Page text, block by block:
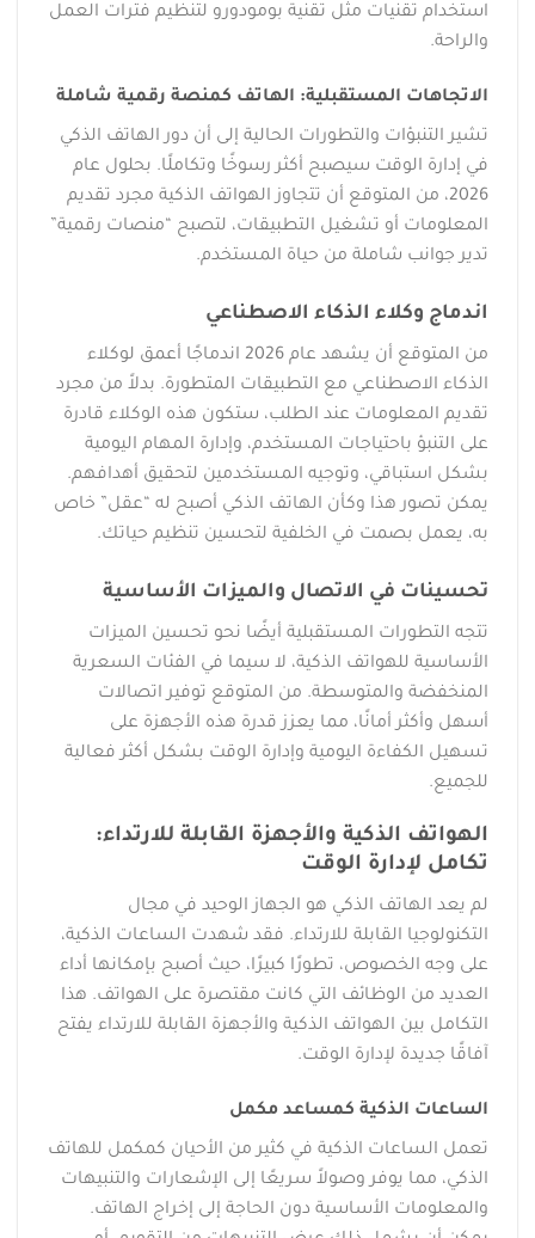
استخدام تقنيات مثل تقنية بومودورو لتنظيم فترات العمل
والراحة.
الاتجاهات المستقبلية: الهاتف كمنصة رقمية شاملة
تشير التنبؤات والتطورات الحالية إلى أن دور الهاتف الذكي
في إدارة الوقت سيصبح أكثر رسوخًا وتكاملًا. بحلول عام
2026، من المتوقع أن تتجاوز الهواتف الذكية مجرد تقديم
المعلومات أو تشغيل التطبيقات، لتصبح “منصات رقمية”
تدير جوانب شاملة من حياة المستخدم.
اندماج وكلاء الذكاء الاصطناعي
من المتوقع أن يشهد عام 2026 اندماجًا أعمق لوكلاء
الذكاء الاصطناعي مع التطبيقات المتطورة. بدلاً من مجرد
تقديم المعلومات عند الطلب، ستكون هذه الوكلاء قادرة
على التنبؤ باحتياجات المستخدم، وإدارة المهام اليومية
بشكل استباقي، وتوجيه المستخدمين لتحقيق أهدافهم.
يمكن تصور هذا وكأن الهاتف الذكي أصبح له “عقل” خاص
به، يعمل بصمت في الخلفية لتحسين تنظيم حياتك.
تحسينات في الاتصال والميزات الأساسية
تتجه التطورات المستقبلية أيضًا نحو تحسين الميزات
الأساسية للهواتف الذكية، لا سيما في الفئات السعرية
المنخفضة والمتوسطة. من المتوقع توفير اتصالات
أسهل وأكثر أمانًا، مما يعزز قدرة هذه الأجهزة على
تسهيل الكفاءة اليومية وإدارة الوقت بشكل أكثر فعالية
للجميع.
الهواتف الذكية والأجهزة القابلة للارتداء:
تكامل لإدارة الوقت
لم يعد الهاتف الذكي هو الجهاز الوحيد في مجال
التكنولوجيا القابلة للارتداء. فقد شهدت الساعات الذكية،
على وجه الخصوص، تطورًا كبيرًا، حيث أصبح بإمكانها أداء
العديد من الوظائف التي كانت مقتصرة على الهواتف. هذا
التكامل بين الهواتف الذكية والأجهزة القابلة للارتداء يفتح
آفاقًا جديدة لإدارة الوقت.
الساعات الذكية كمساعد مكمل
تعمل الساعات الذكية في كثير من الأحيان كمكمل للهاتف
الذكي، مما يوفر وصولاً سريعًا إلى الإشعارات والتنبيهات
والمعلومات الأساسية دون الحاجة إلى إخراج الهاتف.